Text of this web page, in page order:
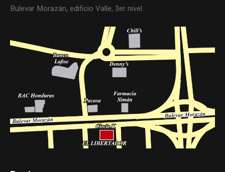
Bulevar Morazán, edificio Valle, 3er nivel.